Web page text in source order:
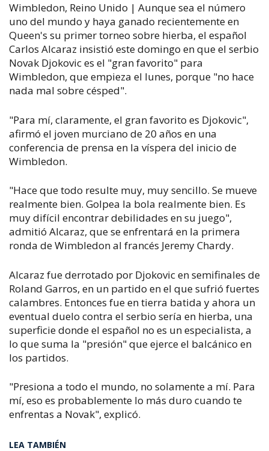
Wimbledon, Reino Unido | Aunque sea el número
uno del mundo y haya ganado recientemente en
Queen's su primer torneo sobre hierba, el español
Carlos Alcaraz insistió este domingo en que el serbio
Novak Djokovic es el "gran favorito" para
Wimbledon, que empieza el lunes, porque "no hace
nada mal sobre césped".
"Para mí, claramente, el gran favorito es Djokovic",
afirmó el joven murciano de 20 años en una
conferencia de prensa en la víspera del inicio de
Wimbledon.
"Hace que todo resulte muy, muy sencillo. Se mueve
realmente bien. Golpea la bola realmente bien. Es
muy difícil encontrar debilidades en su juego",
admitió Alcaraz, que se enfrentará en la primera
ronda de Wimbledon al francés Jeremy Chardy.
Alcaraz fue derrotado por Djokovic en semifinales de
Roland Garros, en un partido en el que sufrió fuertes
calambres. Entonces fue en tierra batida y ahora un
eventual duelo contra el serbio sería en hierba, una
superficie donde el español no es un especialista, a
lo que suma la "presión" que ejerce el balcánico en
los partidos.
"Presiona a todo el mundo, no solamente a mí. Para
mí, eso es probablemente lo más duro cuando te
enfrentas a Novak", explicó.
LEA TAMBIÉN